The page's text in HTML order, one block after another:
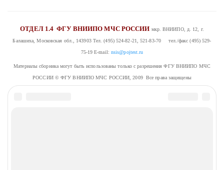
ОТДЕЛ 1.4ФГУ ВНИИПО МЧС РОССИИ мкр. ВНИИПО, д. 12, г.
Балашиха, Московская обл., 143903Тел. (495) 524-82-21, 521-83-70 тел./факс (495) 529-
75-19 E-mail: nsis@pojtest.ru
Материалы сборника могут быть использованы только с разрешения ФГУ ВНИИПО МЧС
РОССИИ© ФГУ ВНИИПО МЧС РОССИИ, 2009 Все права защищены